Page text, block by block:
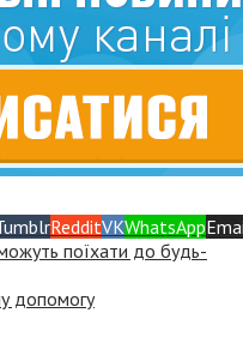
RedditVKWhatsApp
поїхати до будь-
допомогу